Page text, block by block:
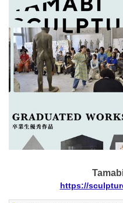
https://